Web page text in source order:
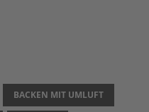
BACKEN MIT UMLUFT